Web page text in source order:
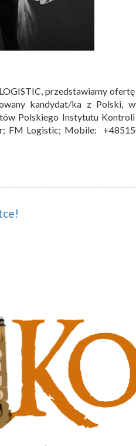
przedstawiamy
kandydat/ka z Polski,
Polskiego Instytutu
FM Logistic; Mobile: